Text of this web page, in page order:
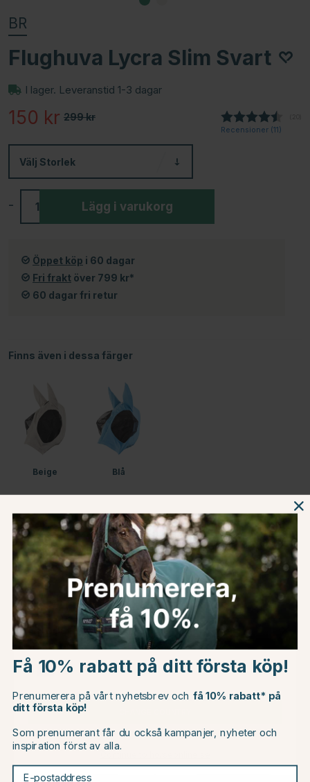
BR
Flughuva Lycra Slim Svart
I lager. Leveranstid 1-3 dagar
299kr
150 kr
Recensioner (11)
Välj Storlek
- Lägg i varukorg
Öppet köp i 60 dagar
Fri frakt över 799 kr*
60 dagar fri retur
Finns även i dessa färger
Beige Blå
Beskrivning
Om tillverkaren
Omdömen
Du kanske även är intresserad av
30 30
Choose country
EU
Få 10% rabatt på ditt första köp!
Prenumerera på vårt nyhetsbrev och få 10% rabatt* på
ditt första köp!
Som prenumerant får du också kampanjer, nyheter och
inspiration först av alla.
E-postaddress